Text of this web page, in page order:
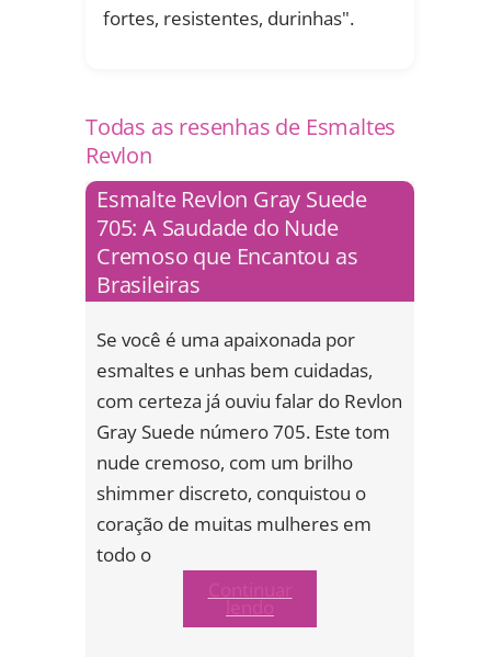
fortes, resistentes, durinhas".
Todas as resenhas de Esmaltes
Revlon
Esmalte Revlon Gray Suede
705: A Saudade do Nude
Cremoso que Encantou as
Brasileiras
Se você é uma apaixonada por
esmaltes e unhas bem cuidadas,
com certeza já ouviu falar do Revlon
Gray Suede número 705. Este tom
nude cremoso, com um brilho
shimmer discreto, conquistou o
coração de muitas mulheres em
todo o
lendo